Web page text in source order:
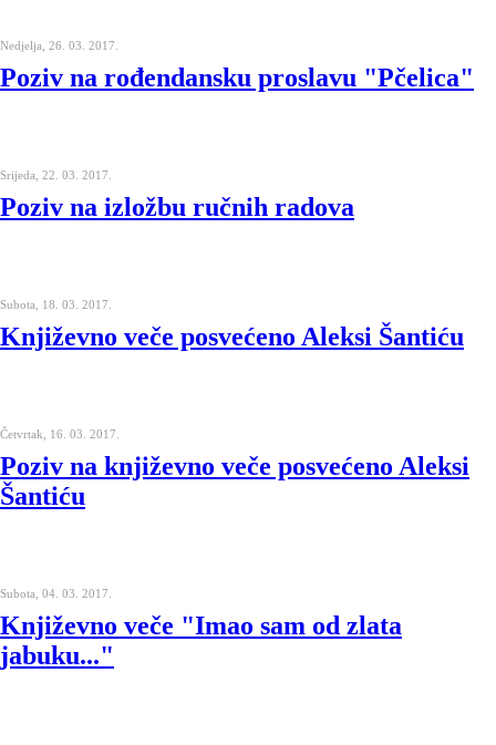
Nedjelja, 26. 03. 2017.
Poziv na rođendansku proslavu "Pčelica"
Srijeda, 22. 03. 2017.
Poziv na izložbu ručnih radova
Subota, 18. 03. 2017.
Književno veče posvećeno Aleksi Šantiću
Četvrtak, 16. 03. 2017.
Poziv na književno veče posvećeno Aleksi
Šantiću
Subota, 04. 03. 2017.
Književno veče "Imao sam od zlata
jabuku..."